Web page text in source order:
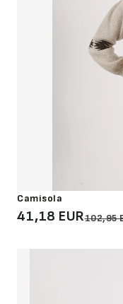
Camisola
41,18 EUR102,95